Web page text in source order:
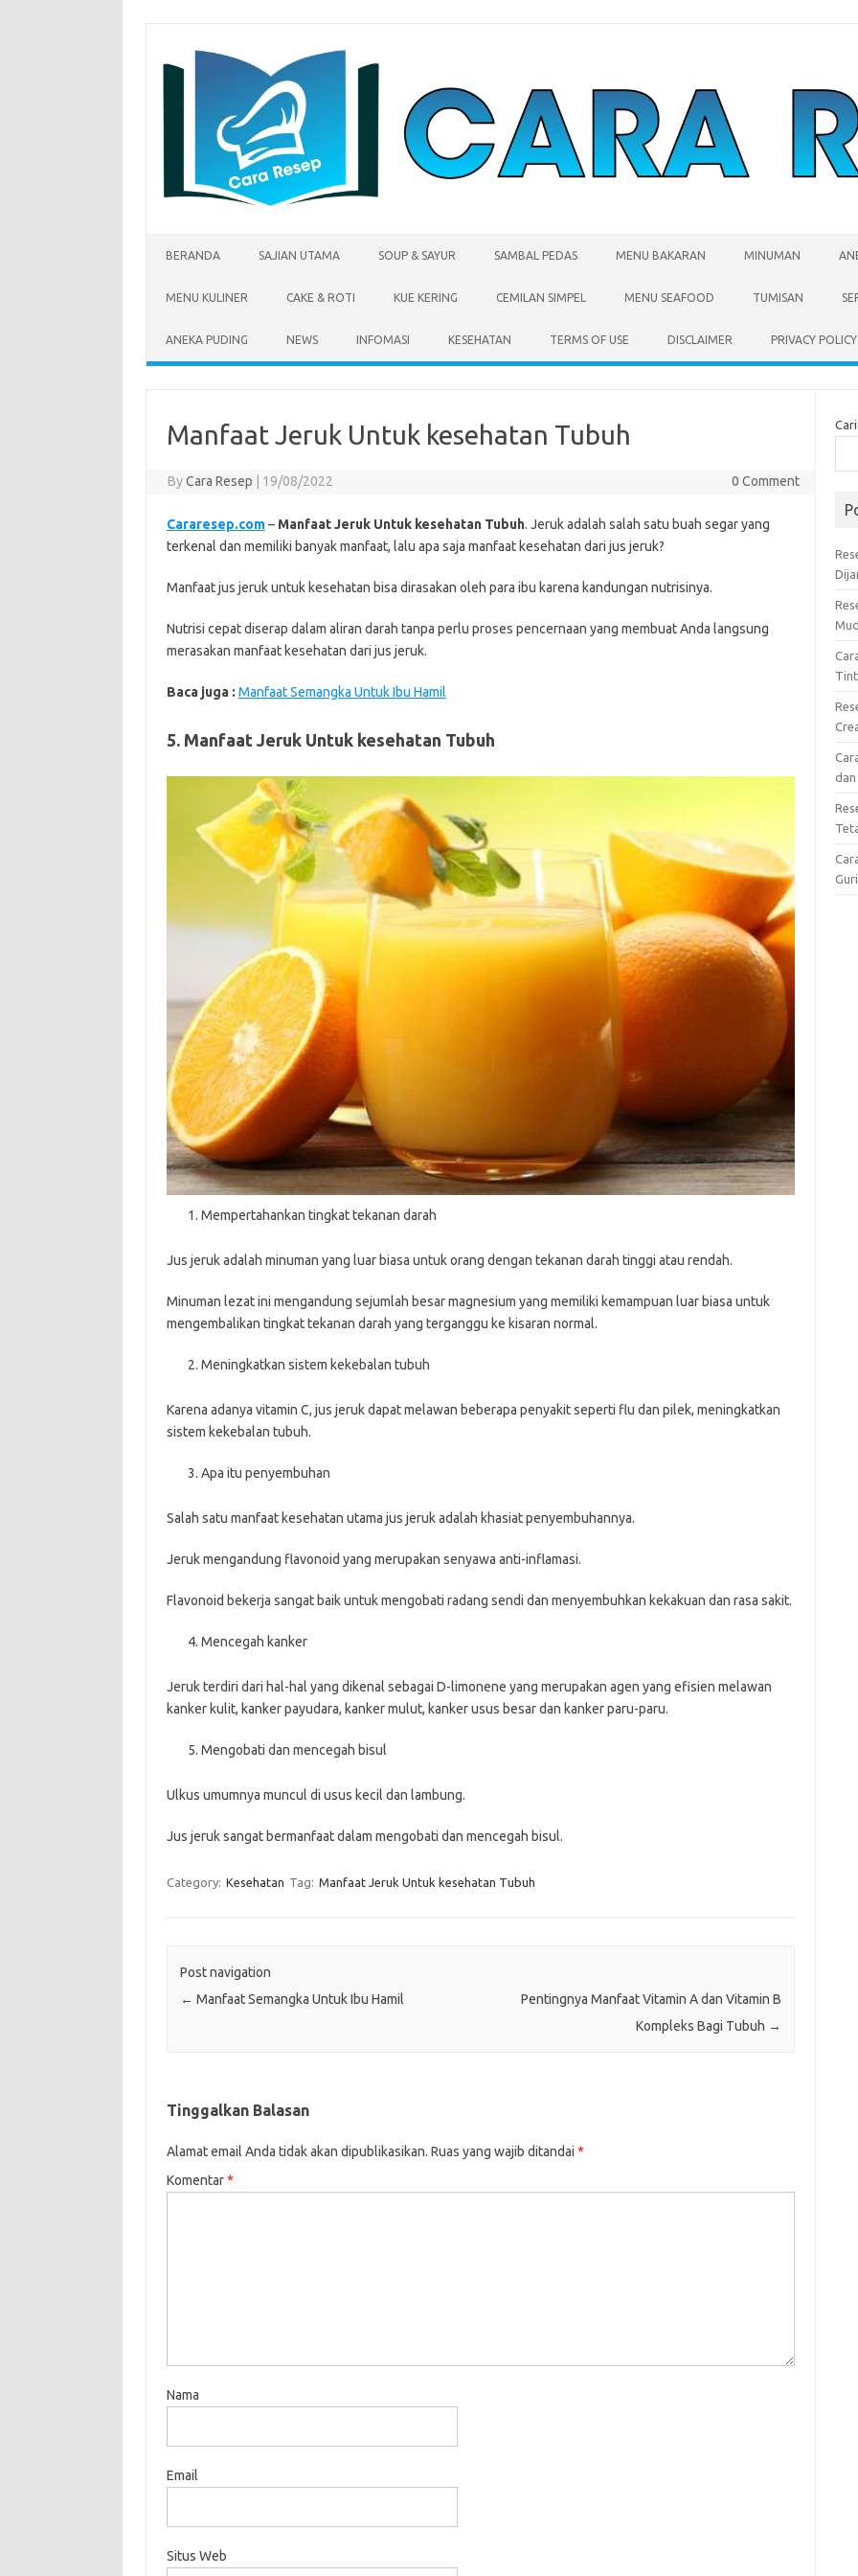
BERANDA SAJIAN UTAMA SOUP & SAYUR SAMBAL PEDAS MENU BAKARAN MINUMAN
MENU KULINER CAKE & ROTI KUE KERING CEMILAN SIMPEL MENU SEAFOOD TUMISAN
ANEKA PUDING NEWS INFOMASI KESEHATAN TERMS OF USE DISCLAIMER PRIVACY POLICY
Manfaat Jeruk Untuk kesehatan Tubuh
ByCara Resep | 19/08/2022 0 Comment
Cararesep.com– Manfaat Jeruk Untuk kesehatan Tubuh. Jeruk adalah salah satu buah segar yang
terkenal dan memiliki banyak manfaat, lalu apa saja manfaat kesehatan dari jus jeruk?
Manfaat jus jeruk untuk kesehatan bisa dirasakan oleh para ibu karena kandungan nutrisinya.
Nutrisi cepat diserap dalam aliran darah tanpa perlu proses pencernaan yang membuat Anda langsung
merasakan manfaat kesehatan dari jus jeruk.
Baca juga : Manfaat Semangka Untuk Ibu Hamil
5. Manfaat Jeruk Untuk kesehatan Tubuh
Mempertahankan tingkat tekanan darah
Jus jeruk adalah minuman yang luar biasa untuk orang dengan tekanan darah tinggi atau rendah.
Minuman lezat ini mengandung sejumlah besar magnesium yang memiliki kemampuan luar biasa untuk
mengembalikan tingkat tekanan darah yang terganggu ke kisaran normal.
Meningkatkan sistem kekebalan tubuh
Karena adanya vitamin C, jus jeruk dapat melawan beberapa penyakit seperti flu dan pilek, meningkatkan
sistem kekebalan tubuh.
Apa itu penyembuhan
Salah satu manfaat kesehatan utama jus jeruk adalah khasiat penyembuhannya.
Jeruk mengandung flavonoid yang merupakan senyawa anti-inflamasi.
Flavonoid bekerja sangat baik untuk mengobati radang sendi dan menyembuhkan kekakuan dan rasa sakit.
Mencegah kanker
Jeruk terdiri dari hal-hal yang dikenal sebagai D-limonene yang merupakan agen yang efisien melawan
kanker kulit, kanker payudara, kanker mulut, kanker usus besar dan kanker paru-paru.
Mengobati dan mencegah bisul
Ulkus umumnya muncul di usus kecil dan lambung.
Jus jeruk sangat bermanfaat dalam mengobati dan mencegah bisul.
Category: Kesehatan Tag: Manfaat Jeruk Untuk kesehatan Tubuh
Post navigation
← Manfaat Semangka Untuk Ibu Hamil
Pentingnya Manfaat Vitamin A dan Vitamin B
Kompleks Bagi Tubuh →
Tinggalkan Balasan
Alamat email Anda tidak akan dipublikasikan. Ruas yang wajib ditandai *
Komentar*
Nama
Email
Situs Web
Cari